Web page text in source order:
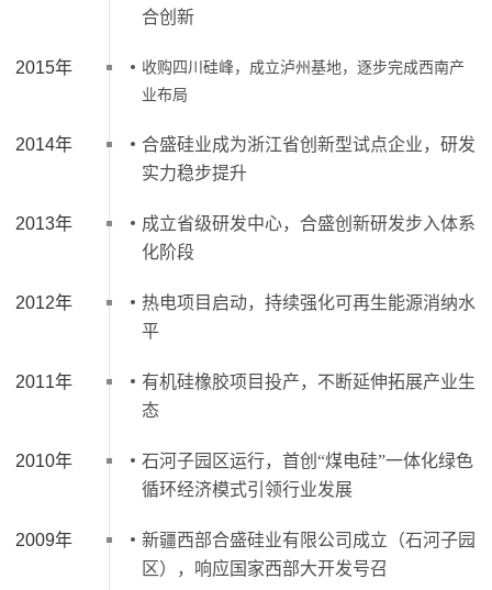
合创新
2015年
收购四川硅峰，成立泸州基地，逐步完成西南产
业布局
2014年
合盛硅业成为浙江省创新型试点企业，研发
实力稳步提升
2013年
成立省级研发中心，合盛创新研发步入体系
化阶段
2012年
热电项目启动，持续强化可再生能源消纳水
平
2011年
有机硅橡胶项目投产，不断延伸拓展产业生
态
2010年
石河子园区运行，首创“煤电硅”一体化绿色
循环经济模式引领行业发展
2009年
新疆西部合盛硅业有限公司成立（石河子园
区），响应国家西部大开发号召